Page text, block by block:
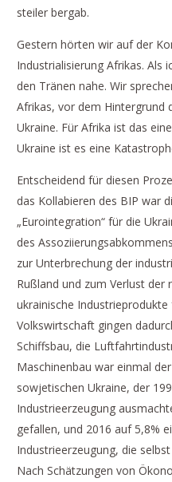
steiler bergab.
Gestern hörten wir auf der
Industrialisierung Afrikas. Als
den Tränen nahe. Wir
Afrikas, vor dem Hintergrund
Ukraine. Für Afrika ist das
Ukraine ist es eine
Entscheidend für diesen
das Kollabieren des BIP war
„Eurointegration“ für die
des
zur Unterbrechung der
Rußland und zum Verlust
ukrainische
Volkswirtschaft gingen
Schiffsbau, die
Maschinenbau war einmal
sowjetischen Ukraine, der
Industrieerzeugung
gefallen, und 2016 auf 5,8%
Industrieerzeugung, die
Nach Schätzungen von